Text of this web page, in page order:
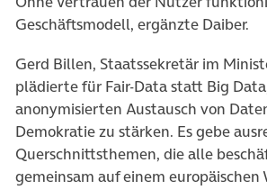
Geschäftsmodell, ergänzte Daiber.
Gerd Billen, Staatssekretär im
plädierte für Fair-Data statt Big
anonymisierten Austausch von
Demokratie zu stärken. Es gebe
Querschnittsthemen, die alle
gemeinsam auf einem europäischen